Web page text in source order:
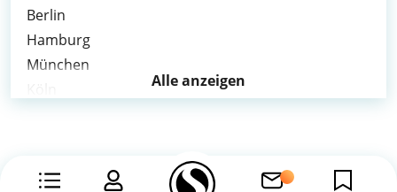
Berlin
Hamburg
München
Alle anzeigen